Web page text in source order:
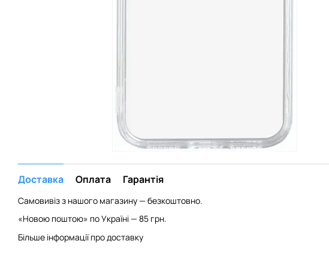
Доставка Оплата Гарантія
Самовивіз з нашого магазину — безкоштовно.
«Новою поштою» по Україні — 85 грн.
Більше інформації про доставку